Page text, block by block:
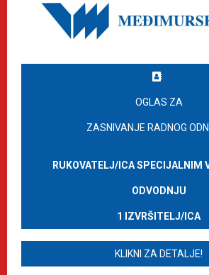
OGLAS ZA
ZASNIVANJE RADNOG
RUKOVATELJ/ICA SPECIJALNIM
ODVODNJU
1 IZVRŠITELJ/ICA
KLIKNI ZA DETALJE!